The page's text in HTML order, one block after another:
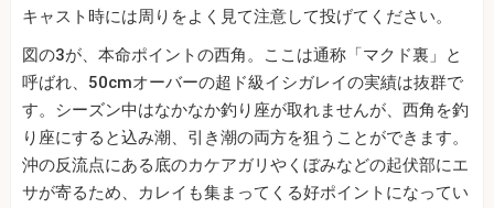
キャスト時には周りをよく見て注意して投げてください。
図の3が、本命ポイントの西角。ここは通称「マクド裏」と
呼ばれ、50cmオーバーの超ド級イシガレイの実績は抜群で
す。シーズン中はなかなか釣り座が取れませんが、西角を釣
り座にすると込み潮、引き潮の両方を狙うことができます。
沖の反流点にある底のカケアガリやくぼみなどの起伏部にエ
サが寄るため、カレイも集まってくる好ポイントになってい